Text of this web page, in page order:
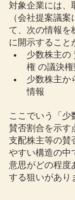
対象企業には、
（会社提案議
て、次の情報を
に開示すること
少数株主の
権 の議決
少数株主か
情報
ここでいう「少
賛否割合を示す
支配株主等の賛
やすい構造の中
意思がどの程度
する狙いがあり